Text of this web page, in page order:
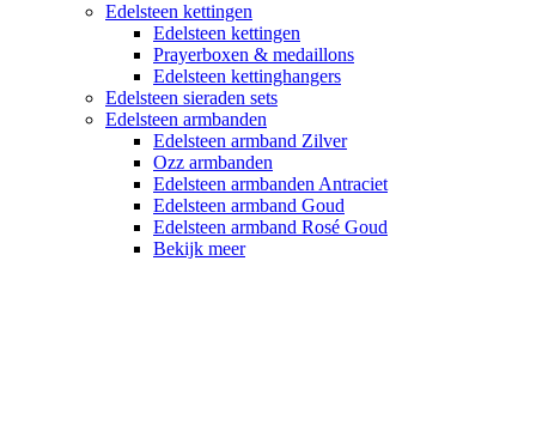
Edelsteen kettingen
Edelsteen kettingen
Prayerboxen & medaillons
Edelsteen kettinghangers
Edelsteen sieraden sets
Edelsteen armbanden
Edelsteen armband Zilver
Ozz armbanden
Edelsteen armbanden Antraciet
Edelsteen armband Goud
Edelsteen armband Rosé Goud
Bekijk meer